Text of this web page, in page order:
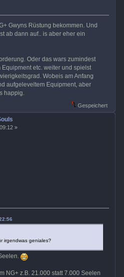
Gwyns Rüstung bekommen. Und
ab dann auf.. is aber eher ein
Oder das wars zumindest
etc. weiter und spielst
Wobeis am Anfang
aufgeleveltem Equipment, aber
happig.
Gespeichert
»
irgendwas geniales?
NG+ z.B. 21.000 statt 7.000 Seelen